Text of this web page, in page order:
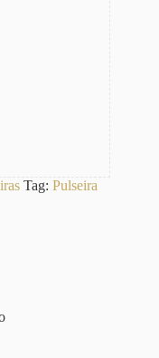
Tag: Pulseira